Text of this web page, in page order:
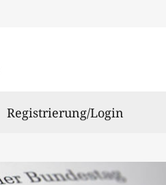
Registrierung/Login